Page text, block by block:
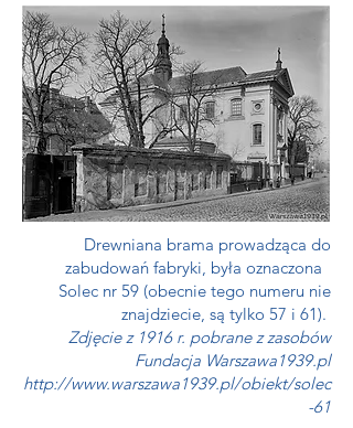
Drewniana brama prowadząca do
zabudowań fabryki, była oznaczona
Solec nr 59 (obecnie tego numeru nie
znajdziecie, są tylko 57 i 61).
Zdjęcie z 1916 r. pobrane z zasobów
Fundacja Warszawa1939.pl
http://www.warszawa1939.pl/obiekt/solec
-61